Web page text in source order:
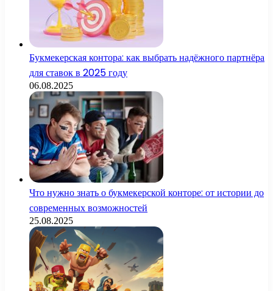
Букмекерская контора: как выбрать надёжного партнёра
для ставок в 2025 году
06.08.2025
Что нужно знать о букмекерской конторе: от истории до
современных возможностей
25.08.2025